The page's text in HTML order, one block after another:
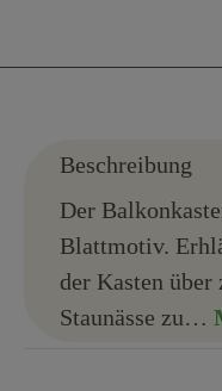
Beschreibung
Der
Blattmotiv.
der Kasten
Staunässe zu…